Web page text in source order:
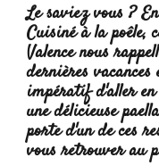
Le saviez vous ?
Cuisiné à la
Valence nous
dernières
impératif d'aller en
une délicieuse
porte d'un de ces
vous retrouver au